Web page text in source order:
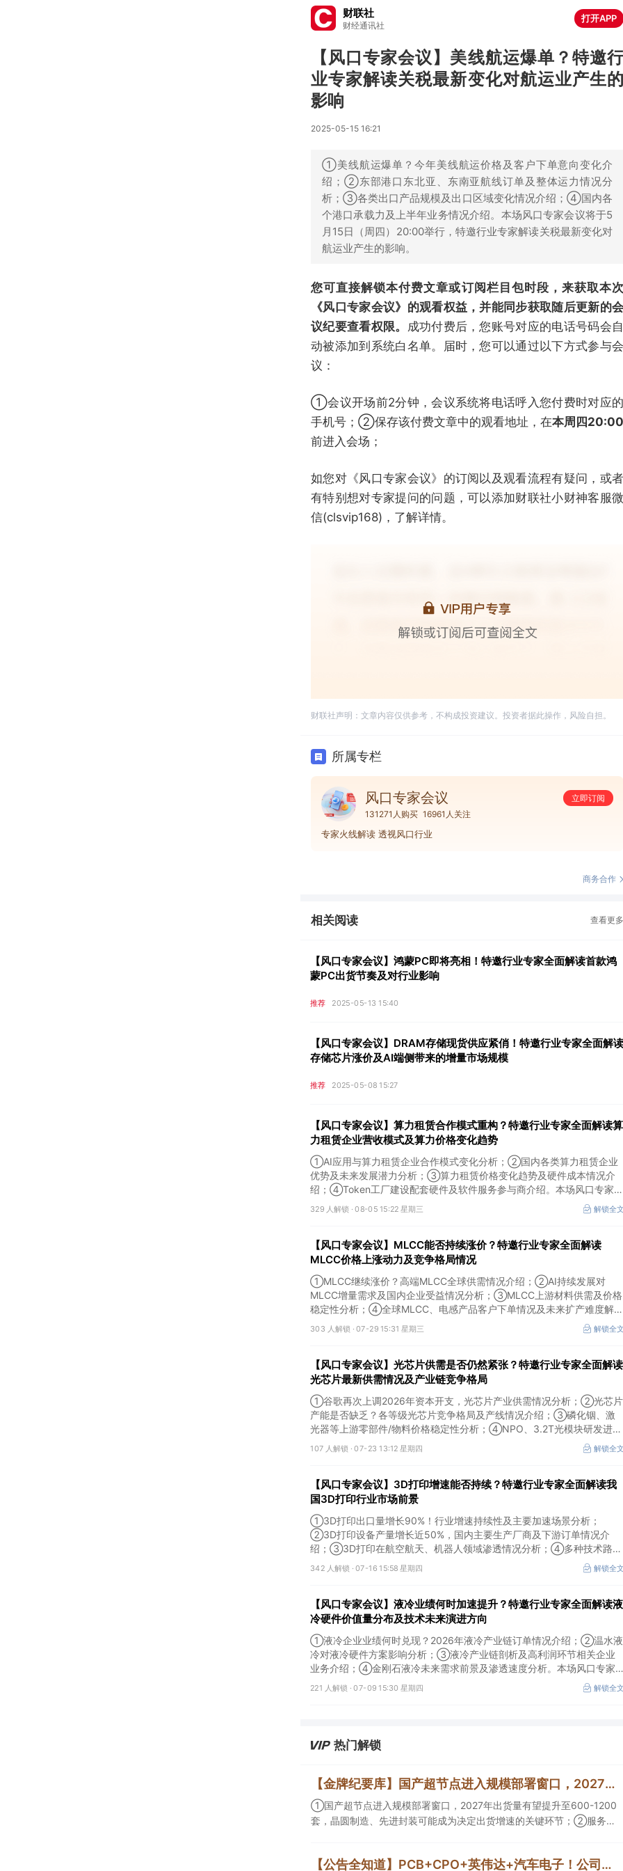
财联社
财经通讯社
打开APP
【风口专家会议】美线航运爆单？特邀行
业专家解读关税最新变化对航运业产生的
影响
2025-05-15 16:21
①美线航运爆单？今年美线航运价格及客户下单意向变化介
绍；②东部港口东北亚、东南亚航线订单及整体运力情况分
析；③各类出口产品规模及出口区域变化情况介绍；④国内各
个港口承载力及上半年业务情况介绍。本场风口专家会议将于5
月15日（周四）20:00举行，特邀行业专家解读关税最新变化对
航运业产生的影响。
您可直接解锁本付费文章或订阅栏目包时段，来获取本次
《风口专家会议》的观看权益，并能同步获取随后更新的会
议纪要查看权限。 成功付费后，您账号对应的电话号码会
动被添加到系统白名单。届时，您可以通过以下方式参与会
议：
①会议开场前2分钟，会议系统将电话呼入您付费时对应的
手机号；②保存该付费文章中的观看地址，在本周四20:00
前进入会场；
如您对《风口专家会议》的订阅以及观看流程有疑问，或者
有特别想对专家提问的问题，可以添加财联社小财神客服微
信(clsvip168)，了解详情。
财联社声明：文章内容仅供参考，不构成投资建议。投资者据此操作，风险自担。
所属专栏
风口专家会议
立即订阅
131271人购买 16961人关注
专家火线解读 透视风口行业
商务合作
相关阅读 查看更多
【风口专家会议】鸿蒙PC即将亮相！特邀行业专家全面解读首款鸿
蒙PC出货节奏及对行业影响
推荐 2025-05-13 15:40
【风口专家会议】DRAM存储现货供应紧俏！特邀行业专家全面解读
存储芯片涨价及AI端侧带来的增量市场规模
推荐 2025-05-08 15:27
【风口专家会议】算力租赁合作模式重构？特邀行业专家全面解读算
力租赁企业营收模式及算力价格变化趋势
①AI应用与算力租赁企业合作模式变化分析；②国内各类算力租赁企业
优势及未来发展潜力分析；③算力租赁价格变化趋势及硬件成本情况介
绍；④Token工厂建设配套硬件及软件服务参与商介绍。本场风口专家会
议将于8月5日（周三）19:00举行，特邀行业专家全面解读算力租赁企业
营收模式及算力价格变化趋势。
329 人解锁 ·08-05 15:22 星期三 解锁全
【风口专家会议】MLCC能否持续涨价？特邀行业专家全面解读
MLCC价格上涨动力及竞争格局情况
①MLCC继续涨价？高端MLCC全球供需情况介绍；②AI持续发展对
MLCC增量需求及国内企业受益情况分析；③MLCC上游材料供需及价格
稳定性分析；④全球MLCC、电感产品客户下单情况及未来扩产难度解
析。本场风口专家会议将于7月29日（周三）20:30举行，特邀行业专家
全面解读MLCC价格上涨动力及竞争格局情况。
303 人解锁 ·07-29 15:31 星期三 解锁全
【风口专家会议】光芯片供需是否仍然紧张？特邀行业专家全面解读
光芯片最新供需情况及产业链竞争格局
①谷歌再次上调2026年资本开支，光芯片产业供需情况分析；②光芯片
产能是否缺乏？各等级光芯片竞争格局及产线情况介绍；③磷化铟、激
光器等上游零部件/物料价格稳定性分析；④NPO、3.2T光模块研发进展
介绍。本场风口专家会议将于7月23日（周四）16:30举行，特邀行业专
家全面解读光芯片最新供需情况及产业链竞争格局。
107 人解锁 ·07-23 13:12 星期四 解锁全
【风口专家会议】3D打印增速能否持续？特邀行业专家全面解读我
国3D打印行业市场前景
①3D打印出口量增长90%！行业增速持续性及主要加速场景分析；
②3D打印设备产量增长近50%，国内主要生产厂商及下游订单情况介
绍；③3D打印在航空航天、机器人领域渗透情况分析；④多种技术路线
及所需产业链供需情况剖析。本场风口专家会议将于7月16日（周四）
20:00举行，特邀行业专家全面解读我国3D打印行业市场前景。
342 人解锁 ·07-16 15:58 星期四 解锁全
【风口专家会议】液冷业绩何时加速提升？特邀行业专家全面解读液
冷硬件价值量分布及技术未来演进方向
①液冷企业业绩何时兑现？2026年液冷产业链订单情况介绍；②温水液
冷对液冷硬件方案影响分析；③液冷产业链剖析及高利润环节相关企业
业务介绍；④金刚石液冷未来需求前景及渗透速度分析。本场风口专家
会议将于7月9日（周四）19:30举行，特邀行业专家全面解读液冷硬件价
值量分布及技术未来演进方向。
221 人解锁 ·07-09 15:30 星期四 解锁全
热门解锁
【金牌纪要库】国产超节点进入规模部署窗口，2027年出货量有望提升至600-1200套，晶圆制造、先进封装可能成为决定出货增速的关键环节
①国产超节点进入规模部署窗口，2027年出货量有望提升至600-1200
套，晶圆制造、先进封装可能成为决定出货增速的关键环节；②服务器
由送样验证逐步进入小批量应用，中低速率产品替代有望加快，400G、
【公告全知道】PCB+CPO+英伟达+汽车电子！公司已批量供货800G光模块